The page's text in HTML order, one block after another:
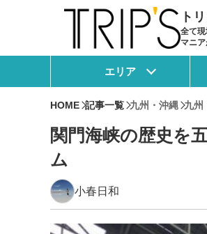
ト
全て現
マニ
エリア
HOME 記事一覧 九州・沖縄 九州
関門海峡の歴史を
ム
小春日和